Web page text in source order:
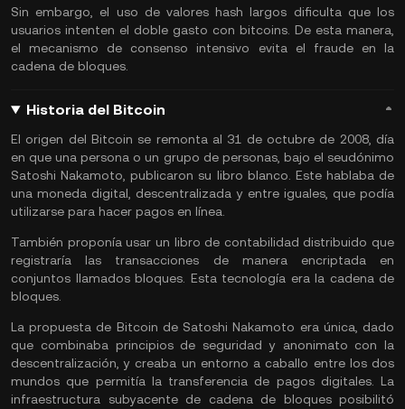
Sin embargo, el uso de valores hash largos dificulta que los
usuarios intenten el doble gasto con bitcoins. De esta manera,
el mecanismo de consenso intensivo evita el fraude en la
cadena de bloques.
Historia del Bitcoin
El origen del Bitcoin se remonta al 31 de octubre de 2008, día
en que una persona o un grupo de personas, bajo el seudónimo
Satoshi Nakamoto, publicaron su libro blanco. Este hablaba de
una moneda digital, descentralizada y entre iguales, que podía
utilizarse para hacer pagos en línea.
También proponía usar un libro de contabilidad distribuido que
registraría las transacciones de manera encriptada en
conjuntos llamados bloques. Esta tecnología era la cadena de
bloques.
La propuesta de Bitcoin de Satoshi Nakamoto era única, dado
que combinaba principios de seguridad y anonimato con la
descentralización, y creaba un entorno a caballo entre los dos
mundos que permitía la transferencia de pagos digitales. La
infraestructura subyacente de cadena de bloques posibilitó